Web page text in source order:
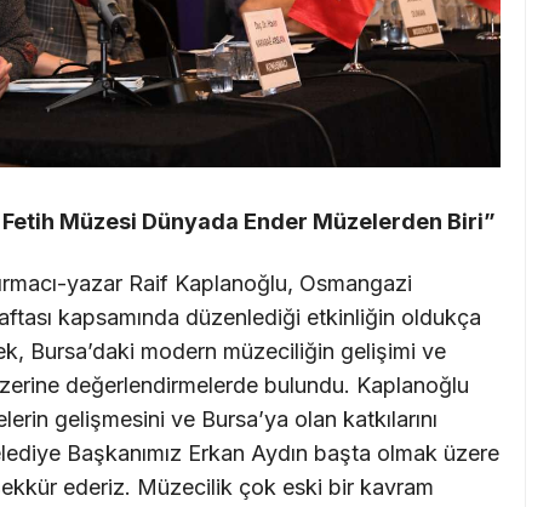
Müzesi Dünyada Ender Müzelerden Biri”
yazar Raif Kaplanoğlu, Osmangazi
kapsamında düzenlediği etkinliğin oldukça
Bursa’daki modern müzeciliğin gelişimi ve
değerlendirmelerde bulundu. Kaplanoğlu
gelişmesini ve Bursa’ya olan katkılarını
Başkanımız Erkan Aydın başta olmak üzere
ederiz. Müzecilik çok eski bir kavram